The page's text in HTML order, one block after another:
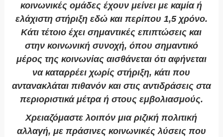
κοινωνικές ομάδες έχουν μείνει με καμία ή
ελάχιστη στήριξη εδώ και περίπου 1,5 χρόνο.
Κάτι τέτοιο έχει σημαντικές επιπτώσεις και
στην κοινωνική συνοχή, όπου σημαντικό
μέρος της κοινωνίας αισθάνεται ότι αφήνεται
να καταρρέει χωρίς στήριξη, κάτι που
αντανακλάται πιθανόν και στις αντιδράσεις στα
περιοριστικά μέτρα ή στους εμβολιασμούς.
Χρειαζόμαστε λοιπόν μια ριζική πολιτική
αλλαγή, με πράσινες κοινωνικές λύσεις που